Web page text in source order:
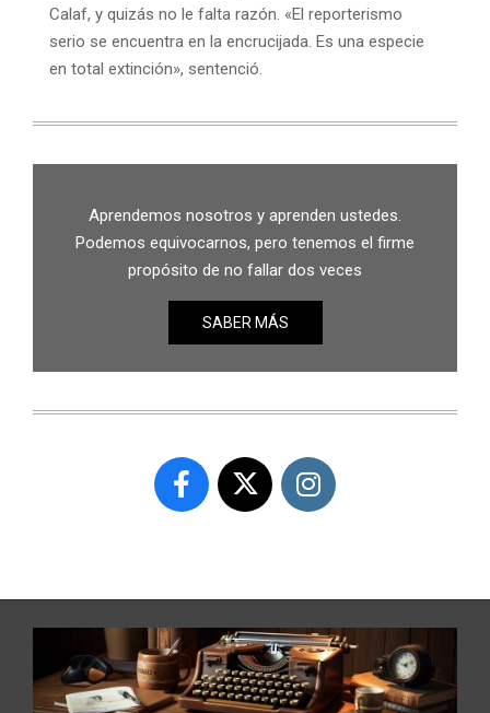
Calaf, y quizás no le falta razón. «El reporterismo
serio se encuentra en la encrucijada. Es una especie
en total extinción», sentenció.
Aprendemos nosotros y aprenden ustedes.
Podemos equivocarnos, pero tenemos el firme
propósito de no fallar dos veces
SABER MÁS